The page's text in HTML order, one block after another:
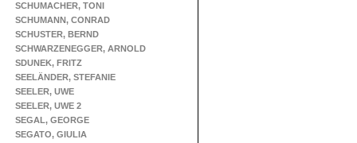
SCHUMACHER, TONI
SCHUMANN, CONRAD
SCHUSTER, BERND
SCHWARZENEGGER, ARNOLD
SDUNEK, FRITZ
SEELÄNDER, STEFANIE
SEELER, UWE
SEELER, UWE 2
SEGAL, GEORGE
SEGATO, GIULIA